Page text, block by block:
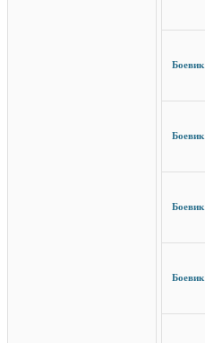
Боевик
Боевик
Боевик
Боевик